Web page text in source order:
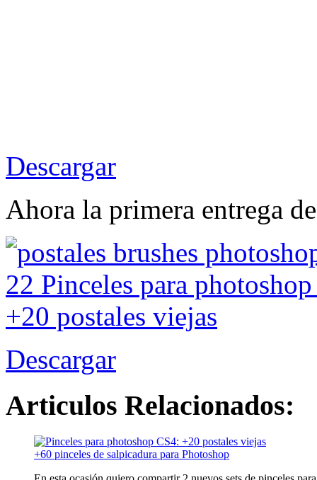
Descargar
Ahora la primera entrega
Descargar
Articulos Relacionados:
+60 pinceles de salpicadura para Photoshop